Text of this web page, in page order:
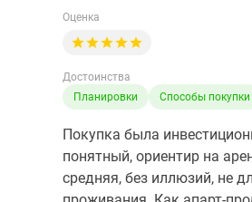
Оценка
Достоинства
Планировки
Способы покупки
Покупка была
понятный, ориентир на
средняя, без иллюзий, не